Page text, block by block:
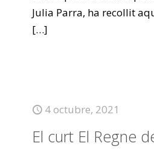
Julia Parra, ha recollit
[…]
4 octubre, 2021
El curt El Regne